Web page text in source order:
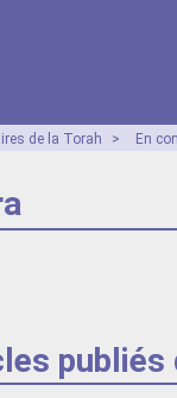
de la Torah > En
publiés